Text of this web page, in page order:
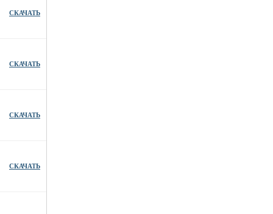
СКАЧАТЬ
СКАЧАТЬ
СКАЧАТЬ
СКАЧАТЬ